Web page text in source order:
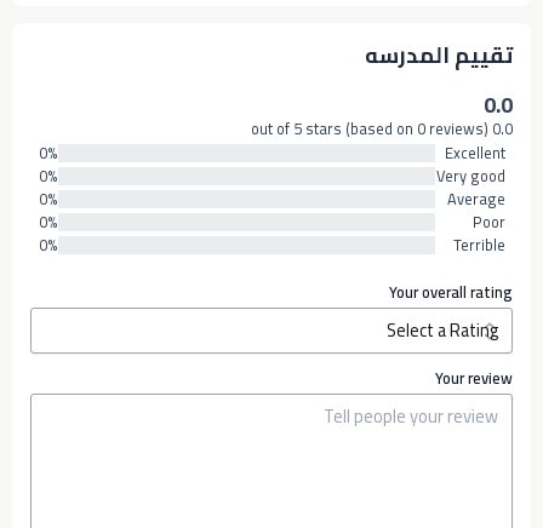
تقييم المدرسه
0.0
0.0 out of 5 stars (based on 0 reviews)
Excellent
0%
Very good
0%
Average
0%
Poor
0%
Terrible
0%
Your overall rating
Your review